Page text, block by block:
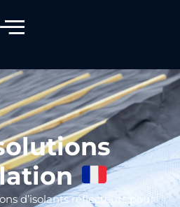
d’isolants réflecteurs pour